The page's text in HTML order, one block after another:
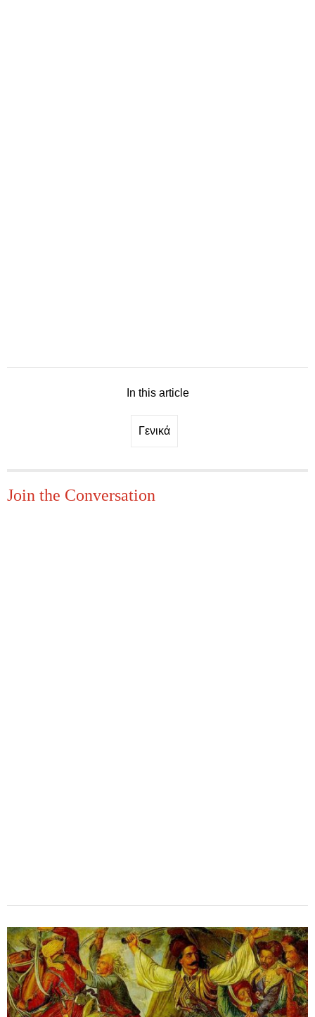
In this article
Γενικά
Join the Conversation